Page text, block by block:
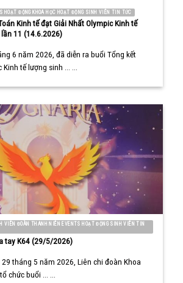
HOẠT ĐỘNG KHOA HỌC HOẠT ĐỘNG SINH VIÊN TIN TỨC
Kinh tế đạt Giải Nhất Olympic Kinh tế
11 (14.6.2026)
6 năm 2026, đã diễn ra buổi Tổng kết
tế lượng sinh ... ...
VIÊN ĐOÀN THANH NIÊN EVENTS HOẠT ĐỘNG SINH VIÊN TIN
tay K64 (29/5/2026)
tháng 5 năm 2026, Liên chi đoàn Khoa
chức buổi ... ...